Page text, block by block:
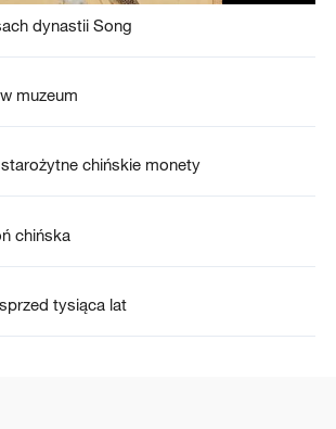
dynastii Song
muzeum
chińskie monety
chińska
tysiąca lat